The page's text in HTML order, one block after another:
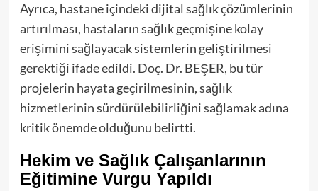
Ayrıca, hastane içindeki dijital sağlık çözümlerinin
artırılması, hastaların sağlık geçmişine kolay
erişimini sağlayacak sistemlerin geliştirilmesi
gerektiği ifade edildi. Doç. Dr. BEŞER, bu tür
projelerin hayata geçirilmesinin, sağlık
hizmetlerinin sürdürülebilirliğini sağlamak adına
kritik önemde olduğunu belirtti.
Hekim ve Sağlık Çalışanlarının
Eğitimine Vurgu Yapıldı